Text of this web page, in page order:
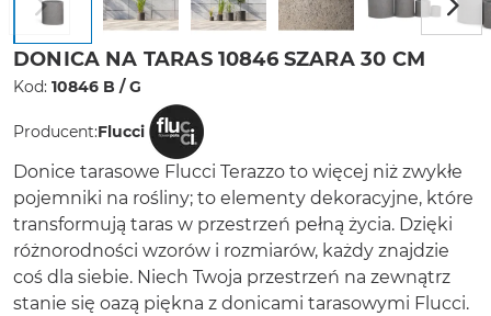
DONICA NA TARAS 10846 SZARA 30 CM
Kod: 10846 B / G
Producent:Flucci
Donice tarasowe Flucci Terazzo to więcej niż zwykłe
pojemniki na rośliny; to elementy dekoracyjne, które
transformują taras w przestrzeń pełną życia. Dzięki
różnorodności wzorów i rozmiarów, każdy znajdzie
coś dla siebie. Niech Twoja przestrzeń na zewnątrz
stanie się oazą piękna z donicami tarasowymi Flucci.